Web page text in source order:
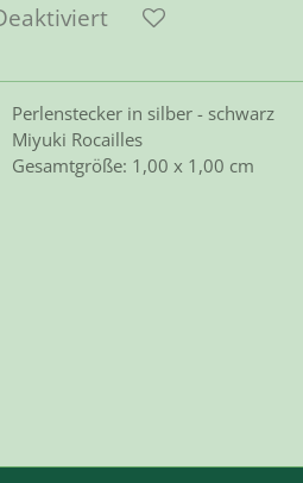
Perlenstecker in silber - schwarz
Miyuki Rocailles
Gesamtgröße: 1,00 x 1,00 cm